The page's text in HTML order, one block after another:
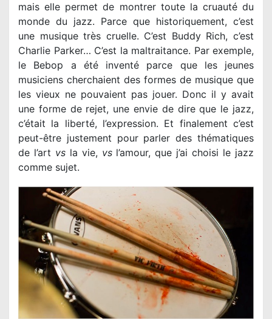
mais elle permet de montrer toute la cruauté du
monde du jazz. Parce que historiquement, c’est
une musique très cruelle. C’est Buddy Rich, c’est
Charlie Parker… C’est la maltraitance. Par exemple,
le Bebop a été inventé parce que les jeunes
musiciens cherchaient des formes de musique que
les vieux ne pouvaient pas jouer. Donc il y avait
une forme de rejet, une envie de dire que le jazz,
c’était la liberté, l’expression. Et finalement c’est
peut-être justement pour parler des thématiques
de l’art vsla vie, vsl’amour, que j’ai choisi le jazz
comme sujet.